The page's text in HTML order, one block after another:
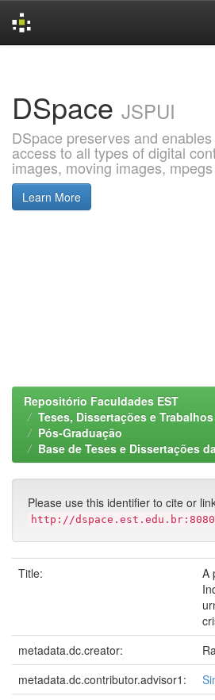
DSpace JSPUI
DSpace preserves and
access to all types of digital
images, moving images,
Learn More
Repositório Faculdades EST
Teses, Dissertações e
Pós-Graduação
Base de Teses e Dissertações
Please use this identifier to cite or
http://
Title:
A
metadata.dc.creator:
metadata.dc.contributor.advisor1: